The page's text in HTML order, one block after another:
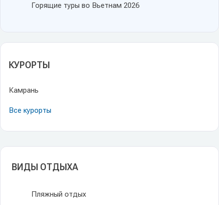
Горящие туры во Вьетнам 2026
КУРОРТЫ
Камрань
Все курорты
ВИДЫ ОТДЫХА
Пляжный отдых